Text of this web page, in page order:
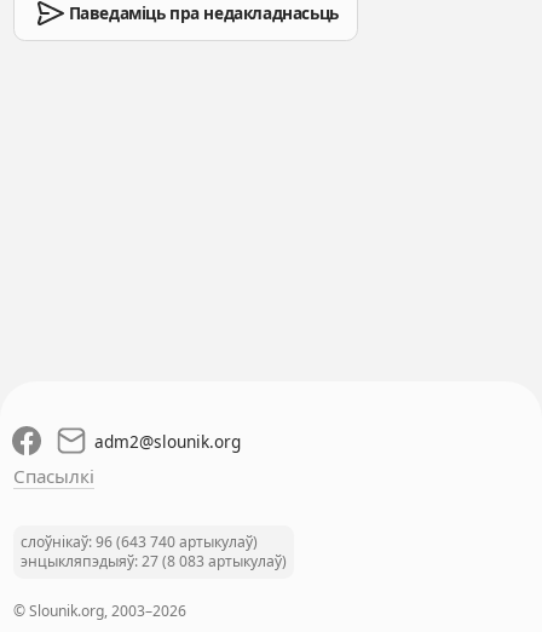
Паведаміць пра недакладнасьць
adm2@slounik.org
Спасылкі
слоўнікаў: 96 (643 740 артыкулаў)
энцыкляпэдыяў: 27 (8 083 артыкулаў)
© Slounik.org, 2003–2026